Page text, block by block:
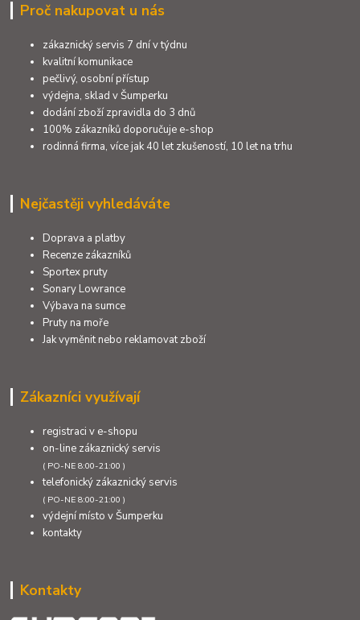
Proč nakupovat u nás
zákaznický servis 7 dní v týdnu
kvalitní komunikace
pečlivý, osobní přístup
výdejna, sklad v Šumperku
dodání zboží zpravidla do 3 dnů
100% zákazníků doporučuje e-shop
rodinná firma, více jak 40 let zkušeností, 10 let na trhu
Nejčastěji vyhledáváte
Doprava a platby
Recenze zákazníků
Sportex pruty
Sonary Lowrance
Výbava na sumce
Pruty na moře
Jak vyměnit nebo reklamovat zboží
Zákazníci využívají
registraci v e-shopu
on-line zákaznický servis
( PO-NE 8:00-21:00 )
telefonický zákaznický servis
( PO-NE 8:00-21:00 )
výdejní místo v Šumperku
kontakty
Kontakty